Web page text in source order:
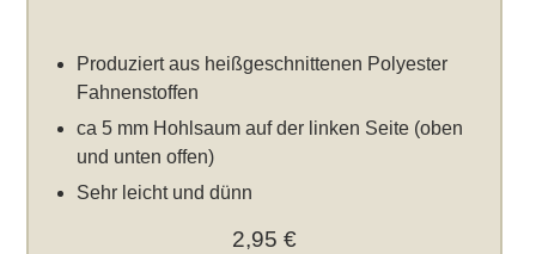
Produziert aus heißgeschnittenen Polyester
Fahnenstoffen
ca 5 mm Hohlsaum auf der linken Seite (oben
und unten offen)
Sehr leicht und dünn
2,95 €